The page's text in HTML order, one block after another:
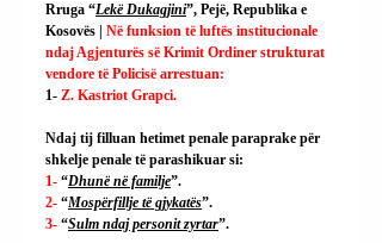
Rruga “Lekë Dukagjini”, Pejë, Republika e
Kosovës | Në funksion të luftës institucionale
ndaj Agjenturës së Krimit Ordiner strukturat
vendore të Policisë arrestuan:
1- Z. Kastriot Grapci.
Ndaj tij filluan hetimet penale paraprake për
shkelje penale të parashikuar si:
1- “Dhunë në familje”.
2- “Mospërfillje të gjykatës”.
3- “Sulm ndaj personit zyrtar”.